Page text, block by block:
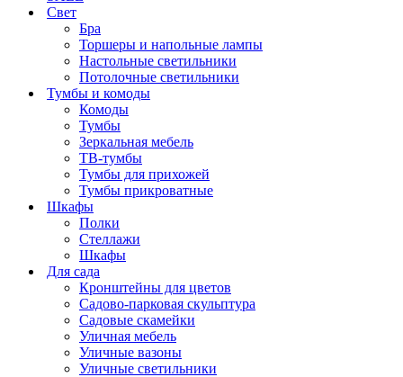
Свет
Бра
Торшеры и напольные лампы
Настольные светильники
Потолочные светильники
Тумбы и комоды
Комоды
Тумбы
Зеркальная мебель
ТВ-тумбы
Тумбы для прихожей
Тумбы прикроватные
Шкафы
Полки
Стеллажи
Шкафы
Для сада
Кронштейны для цветов
Садово-парковая скульптура
Садовые скамейки
Уличная мебель
Уличные вазоны
Уличные светильники